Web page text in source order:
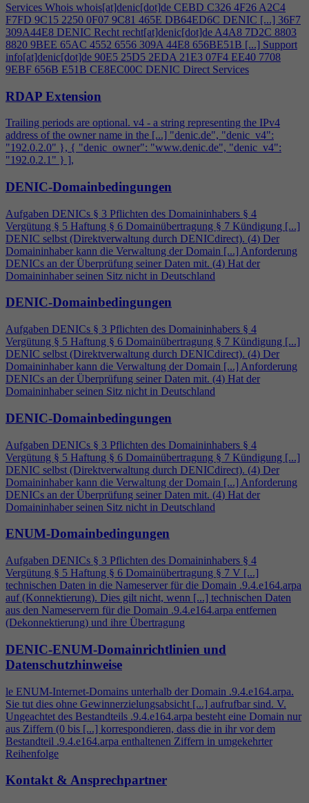
Services Whois whois[at]denic[dot]de CEBD C326 4F26 A2C4
F7FD 9C15 2250 0F07 9C81 465E DB64ED6C DENIC [...] 36F7
309A44E8 DENIC Recht recht[at]denic[dot]de A4A8 7D2C 8803
8820 9BEE 65AC 4552 6556 309A 44E8 656BE51B [...] Support
info[at]denic[dot]de 90E5 25D5 2EDA 21E3 07F4 EE40 7708
9EBF 656B E51B CE8EC00C DENIC Direct Services
RDAP Extension
Trailing periods are optional. v4 - a string representing the IPv4
address of the owner name in the [...] "denic.de", "denic_v4":
"192.0.2.0" }, { "denic_owner": "www.denic.de", "denic_v4":
"192.0.2.1" } ],
DENIC-Domainbedingungen
Aufgaben DENICs § 3 Pflichten des Domaininhabers § 4
Vergütung § 5 Haftung § 6 Domainübertragung § 7 Kündigung [...]
DENIC selbst (Direktverwaltung durch DENICdirect). (4) Der
Domaininhaber kann die Verwaltung der Domain [...] Anforderung
DENICs an der Überprüfung seiner Daten mit. (4) Hat der
Domaininhaber seinen Sitz nicht in Deutschland
DENIC-Domainbedingungen
Aufgaben DENICs § 3 Pflichten des Domaininhabers § 4
Vergütung § 5 Haftung § 6 Domainübertragung § 7 Kündigung [...]
DENIC selbst (Direktverwaltung durch DENICdirect). (4) Der
Domaininhaber kann die Verwaltung der Domain [...] Anforderung
DENICs an der Überprüfung seiner Daten mit. (4) Hat der
Domaininhaber seinen Sitz nicht in Deutschland
DENIC-Domainbedingungen
Aufgaben DENICs § 3 Pflichten des Domaininhabers § 4
Vergütung § 5 Haftung § 6 Domainübertragung § 7 Kündigung [...]
DENIC selbst (Direktverwaltung durch DENICdirect). (4) Der
Domaininhaber kann die Verwaltung der Domain [...] Anforderung
DENICs an der Überprüfung seiner Daten mit. (4) Hat der
Domaininhaber seinen Sitz nicht in Deutschland
ENUM-Domainbedingungen
Aufgaben DENICs § 3 Pflichten des Domaininhabers § 4
Vergütung § 5 Haftung § 6 Domainübertragung § 7 V [...]
technischen Daten in die Nameserver für die Domain .9.4.e164.arpa
auf (Konnektierung). Dies gilt nicht, wenn [...] technischen Daten
aus den Nameservern für die Domain .9.4.e164.arpa entfernen
(Dekonnektierung) und ihre Übertragung
DENIC-ENUM-Domainrichtlinien und
Datenschutzhinweise
le ENUM-Internet-Domains unterhalb der Domain .9.4.e164.arpa.
Sie tut dies ohne Gewinnerzielungsabsicht [...] aufrufbar sind. V.
Ungeachtet des Bestandteils .9.4.e164.arpa besteht eine Domain nur
aus Ziffern (0 bis [...] korrespondieren, dass die in ihr vor dem
Bestandteil .9.4.e164.arpa enthaltenen Ziffern in umgekehrter
Reihenfolge
Kontakt & Ansprechpartner